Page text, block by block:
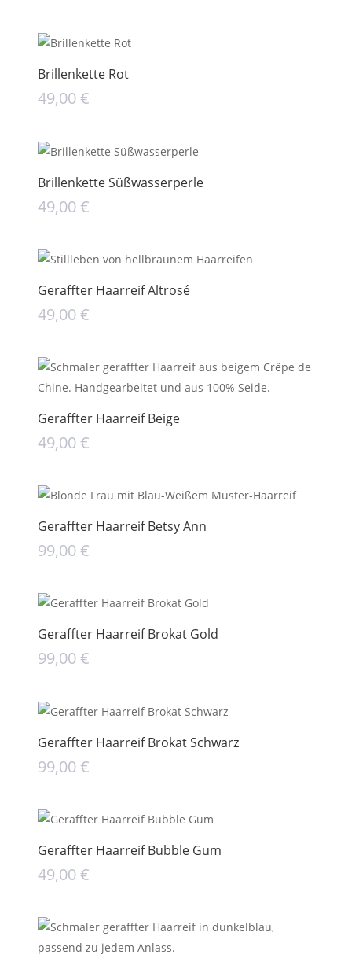
Brillenkette Rot
49,00€
Brillenkette Süßwasserperle
49,00€
Geraffter Haarreif Altrosé
49,00€
Geraffter Haarreif Beige
49,00€
Geraffter Haarreif Betsy Ann
99,00€
Geraffter Haarreif Brokat Gold
99,00€
Geraffter Haarreif Brokat Schwarz
99,00€
Geraffter Haarreif Bubble Gum
49,00€